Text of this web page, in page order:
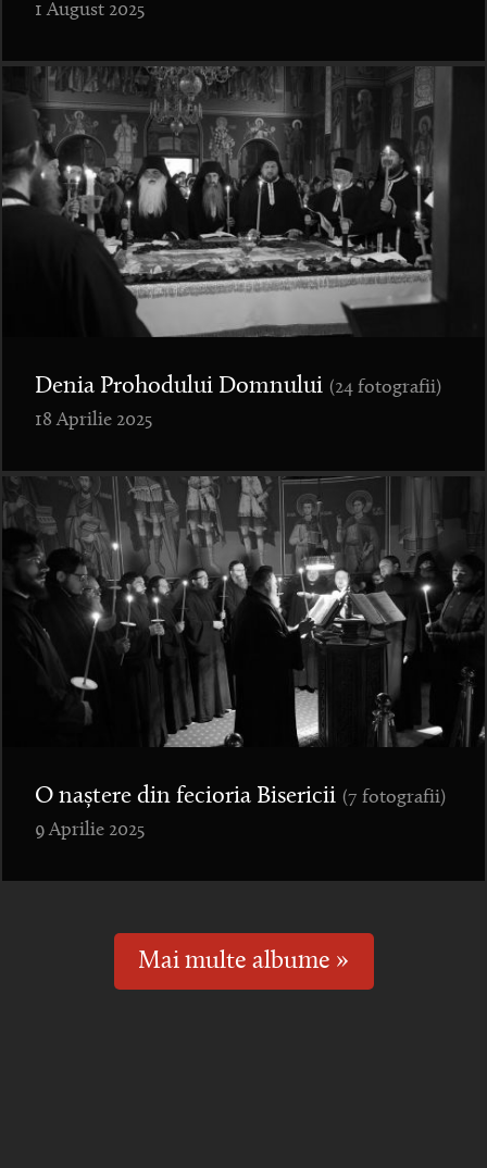
1 August 2025
Denia Prohodului Domnului (24 fotografii)
18 Aprilie 2025
O naștere din fecioria Bisericii (7 fotografii)
9 Aprilie 2025
Mai multe albume »